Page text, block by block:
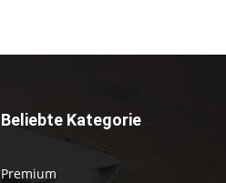
Beliebte Kategorie
Premium